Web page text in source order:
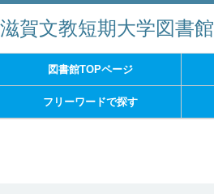
滋賀文教短期大学図書館
図書館TOPページ
フリーワードで探す